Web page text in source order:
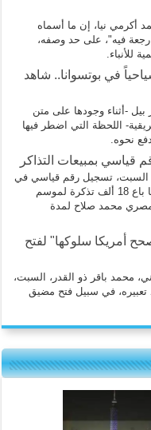
أكرمي نيا، إن ما أسماه
رجعة فيه"، على حد وصفه،
للأنباء.
في بوتسوانا.. شاهد
-أثناء وجودها على متن
اللحظة التي اضطر فيها
نحوه.
بمبيعات التذاكر
السبت، تسجيل رقم قياسي في
تاريخه بمبيعات تذاكر مباريات كرة القدم، بعدما باع 18 ألف تذكرة لموسم
المصري محمد صلاح لمدة
بموجبها "تصحح أمريكا سلوكها" لفتح
محمد باقر ذو القدر، السبت،
تعبيره، في سبيل فتح مضيق